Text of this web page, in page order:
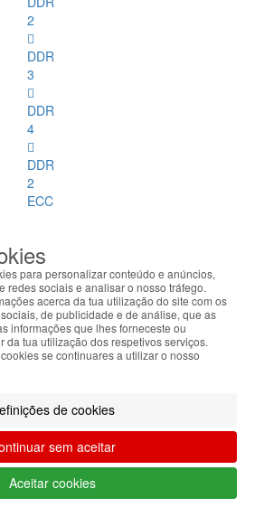
2
DDR
3
DDR
4
DDR
2
ECC
3
ECC
Memórias
SoDimm
Memórias
todos
DDR1
DDR2
para personalizar conteúdo e anúncios,
redes sociais e analisar o nosso tráfego.
acerca da tua utilização do site com os
de publicidade e de análise, que as
informações que lhes forneceste ou
da tua utilização dos respetivos serviços.
se continuares a utilizar o nosso
de cookies
sem aceitar
Aceitar cookies